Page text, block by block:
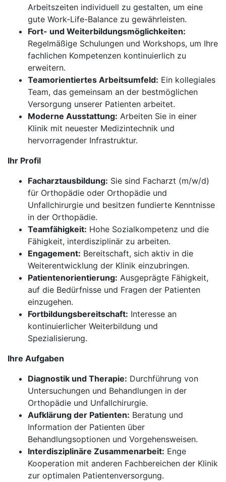
Arbeitszeiten individuell zu gestalten, um eine
gute Work-Life-Balance zu gewährleisten.
Fort- und Weiterbildungsmöglichkeiten:
Regelmäßige Schulungen und Workshops, um Ihre
fachlichen Kompetenzen kontinuierlich zu
erweitern.
Teamorientiertes Arbeitsumfeld: Ein kollegiales
Team, das gemeinsam an der bestmöglichen
Versorgung unserer Patienten arbeitet.
Moderne Ausstattung: Arbeiten Sie in einer
Klinik mit neuester Medizintechnik und
hervorragender Infrastruktur.
Ihr Profil
Facharztausbildung: Sie sind Facharzt (m/w/d)
für Orthopädie oder Orthopädie und
Unfallchirurgie und besitzen fundierte Kenntnisse
in der Orthopädie.
Teamfähigkeit: Hohe Sozialkompetenz und die
Fähigkeit, interdisziplinär zu arbeiten.
Engagement: Bereitschaft, sich aktiv in die
Weiterentwicklung der Klinik einzubringen.
Patientenorientierung: Ausgeprägte Fähigkeit,
auf die Bedürfnisse und Fragen der Patienten
einzugehen.
Fortbildungsbereitschaft: Interesse an
kontinuierlicher Weiterbildung und
Spezialisierung.
Ihre Aufgaben
Diagnostik und Therapie: Durchführung von
Untersuchungen und Behandlungen in der
Orthopädie und Unfallchirurgie.
Aufklärung der Patienten: Beratung und
Information der Patienten über
Behandlungsoptionen und Vorgehensweisen.
Interdisziplinäre Zusammenarbeit: Enge
Kooperation mit anderen Fachbereichen der Klinik
zur optimalen Patientenversorgung.